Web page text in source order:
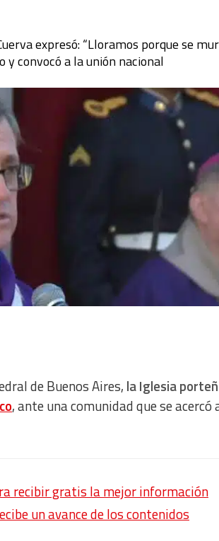
expresó: “Lloramos porque se
y convocó a la unión nacional
de Buenos Aires, la Iglesia
, ante una comunidad que se acercó
recibir gratis la mejor información
un avance de los contenidos